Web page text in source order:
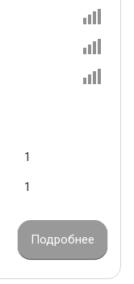
1
1
Подробнее